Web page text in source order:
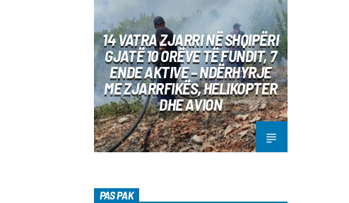
14 VATRA ZJARRI NË SHQIPËRI
GJATË 10 ORËVE TË FUNDIT, 7
ENDE AKTIVE – NDËRHYRJE
ME ZJARRFIKËS, HELIKOPTER
DHE AVION
PAS PAK